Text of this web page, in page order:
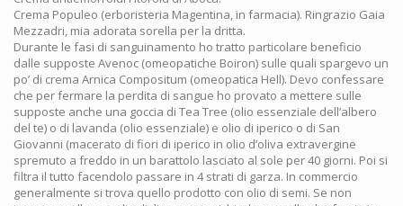
Crema Populeo (erboristeria Magentina, in farmacia). Ringrazio Gaia
Mezzadri, mia adorata sorella per la dritta.
Durante le fasi di sanguinamento ho tratto particolare beneficio
dalle supposte Avenoc (omeopatiche Boiron) sulle quali spargevo un
po’ di crema Arnica Compositum (omeopatica Hell). Devo confessare
che per fermare la perdita di sangue ho provato a mettere sulle
supposte anche una goccia di Tea Tree (olio essenziale dell’albero
del te) o di lavanda (olio essenziale) e olio di iperico o di San
Giovanni (macerato di fiori di iperico in olio d’oliva extravergine
spremuto a freddo in un barattolo lasciato al sole per 40 giorni. Poi si
filtra il tutto facendolo passare in 4 strati di garza. In commercio
generalmente si trova quello prodotto con olio di semi. Se non